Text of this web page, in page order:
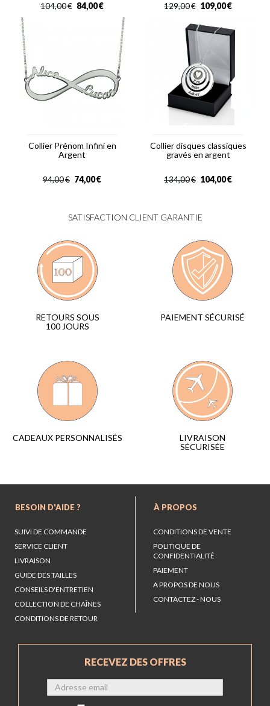
€
104,00 €
84,00 €
129,00 €
109,00
Collier Prénom Infini en
Argent
€
94,00 €
74,00
Collier disques classiques
gravés en argent
€
134,00 €
104,00
SATISFACTION CLIENT GARANTIE
RETOURS SOUS
100 JOURS
PAIEMENT SÉCURISÉ
CADEAUX PERSONNALISÉS
LIVRAISON
SÉCURISÉE
BESOIN D'AIDE ?
SUIVI DE COMMANDE
SERVICE CLIENT
LIVRAISON
GUIDE DES TAILLES
CONSEILS D'ENTRETIEN
COLLECTION DE CHAÎNES
CONDITIONS DE RETOUR
À PROPOS
CONDITIONS DE VENTE
POLITIQUE DE
CONFIDENTIALITÉ
PAIEMENT
A PROPOS DE NOUS
CONTACTEZ - NOUS
RECEVEZ DES OFFRES